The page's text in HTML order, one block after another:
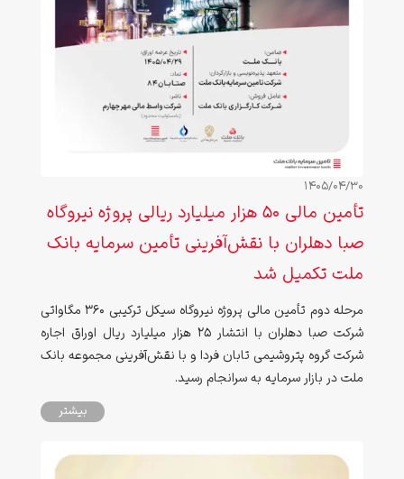
1405/04/30
تأمین مالی ۵۰ هزار میلیارد ریالی پروژه نیروگاه
صبا دهلران با نقش‌آفرینی تأمین سرمایه بانک
ملت تکمیل شد
مرحله دوم تأمین مالی پروژه نیروگاه سیکل ترکیبی ۳۶۰ مگاواتی
شرکت صبا دهلران با انتشار ۲۵ هزار میلیارد ریال اوراق اجاره
شرکت گروه پتروشیمی تابان فردا و با نقش‌آفرینی مجموعه بانک
ملت در بازار سرمایه به سرانجام رسید.
بیشتر